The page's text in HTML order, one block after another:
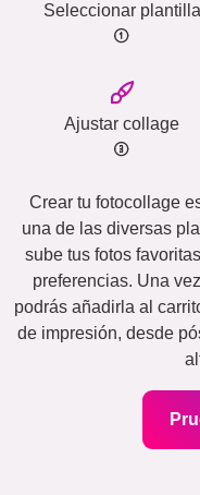
Seleccionar plantilla
Ajustar collage
Crear tu fotocollage
una de las diversas
sube tus fotos
preferencias. Una
podrás añadirla al
de impresión, desde